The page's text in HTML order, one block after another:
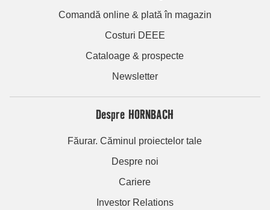
Comandă online & plată în magazin
Costuri DEEE
Cataloage & prospecte
Newsletter
Despre HORNBACH
Făurar. Căminul proiectelor tale
Despre noi
Cariere
Investor Relations